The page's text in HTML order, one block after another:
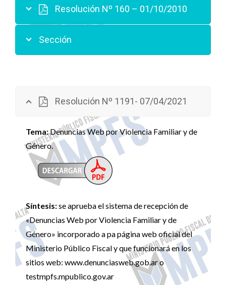
Resolución Nº 160 – 01/10/2010
Sección
Resolución Nº 1191- 07/04/2021
Tema:Denuncias Web por Violencia Familiar y de
Género.
Síntesis:se aprueba el sistema de recepción de
«Denuncias Web por Violencia Familiar y de
Género» incorporado a pa página web oficial del
Ministerio Público Fiscal y que funcionará en los
sitios web: www.denunciasweb.gob.ar o
testmpfs.mpublico.gov.ar